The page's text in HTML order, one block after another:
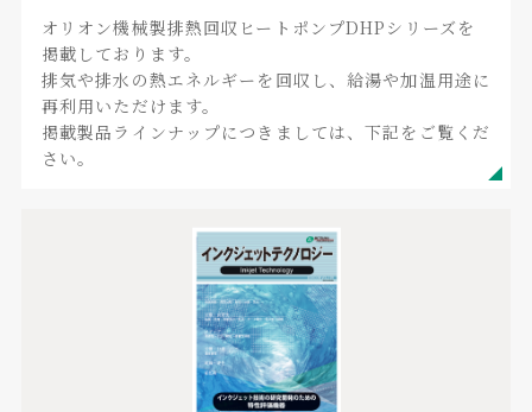
オリオン機械製排熱回収ヒートポンプDHPシリーズを
掲載しております。
排気や排水の熱エネルギーを回収し、給湯や加温用途に
再利用いただけます。
掲載製品ラインナップにつきましては、下記をご覧くだ
さい。